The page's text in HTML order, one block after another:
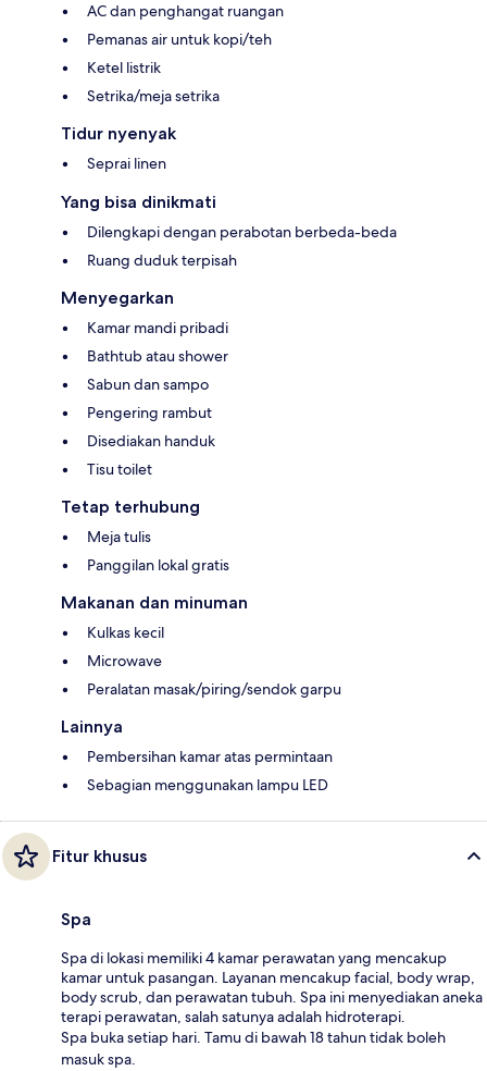
AC dan penghangat ruangan
Pemanas air untuk kopi/teh
Ketel listrik
Setrika/meja setrika
Tidur nyenyak
Seprai linen
Yang bisa dinikmati
Dilengkapi dengan perabotan berbeda-beda
Ruang duduk terpisah
Menyegarkan
Kamar mandi pribadi
Bathtub atau shower
Sabun dan sampo
Pengering rambut
Disediakan handuk
Tisu toilet
Tetap terhubung
Meja tulis
Panggilan lokal gratis
Makanan dan minuman
Kulkas kecil
Microwave
Peralatan masak/piring/sendok garpu
Lainnya
Pembersihan kamar atas permintaan
Sebagian menggunakan lampu LED
Fitur khusus
Spa
Spa di lokasi memiliki 4 kamar perawatan yang mencakup
kamar untuk pasangan. Layanan mencakup facial, body wrap,
body scrub, dan perawatan tubuh. Spa ini menyediakan aneka
terapi perawatan, salah satunya adalah hidroterapi.
Spa buka setiap hari. Tamu di bawah 18 tahun tidak boleh
masuk spa.